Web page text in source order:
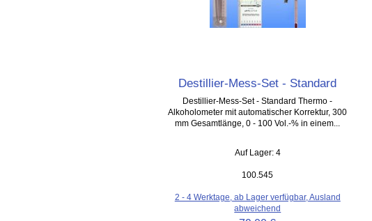
Destillier-Mess-Set - Standard
Destillier-Mess-Set - Standard Thermo -
Alkoholometer mit automatischer Korrektur, 300
mm Gesamtlänge, 0 - 100 Vol.-% in einem...
Auf Lager: 4
100.545
2 - 4 Werktage, ab Lager verfügbar, Ausland
abweichend